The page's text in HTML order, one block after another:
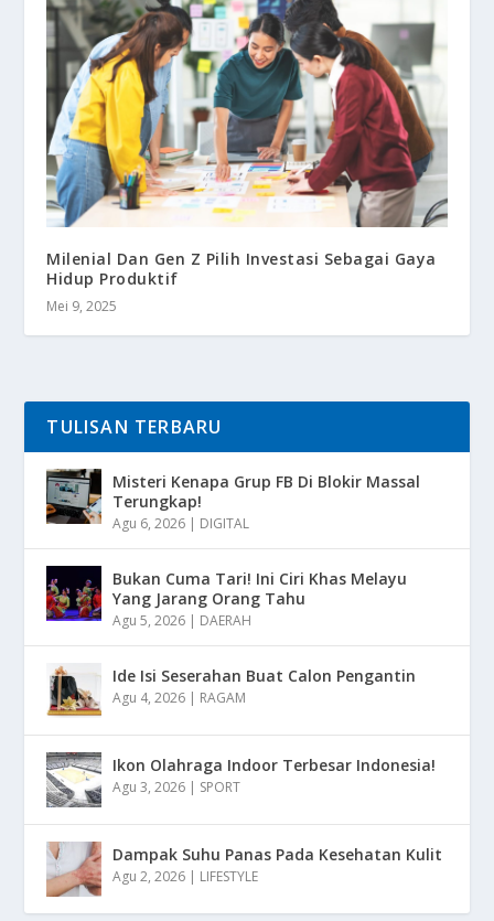
Milenial Dan Gen Z Pilih Investasi Sebagai Gaya
Hidup Produktif
Mei 9, 2025
TULISAN TERBARU
Misteri Kenapa Grup FB Di Blokir Massal
Terungkap!
Agu 6, 2026 | DIGITAL
Bukan Cuma Tari! Ini Ciri Khas Melayu
Yang Jarang Orang Tahu
Agu 5, 2026 | DAERAH
Ide Isi Seserahan Buat Calon Pengantin
Agu 4, 2026 | RAGAM
Ikon Olahraga Indoor Terbesar Indonesia!
Agu 3, 2026 | SPORT
Dampak Suhu Panas Pada Kesehatan Kulit
Agu 2, 2026 | LIFESTYLE